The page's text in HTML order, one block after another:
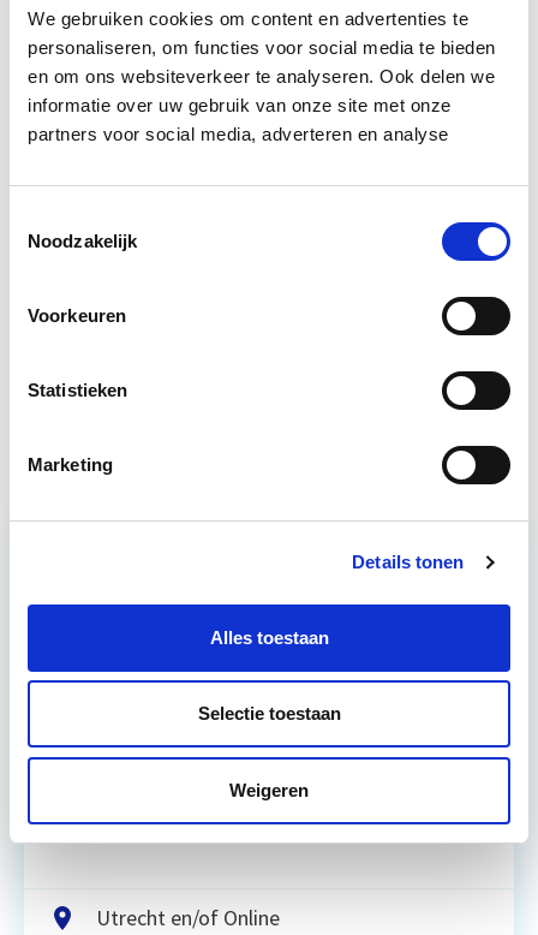
We gebruiken cookies om content en advertenties te
personaliseren, om functies voor social media te bieden
en om ons websiteverkeer te analyseren. Ook delen we
informatie over uw gebruik van onze site met onze
partners voor social media, adverteren en analyse
Noodzakelijk
Voorkeuren
Statistieken
Marketing
Details tonen
Alles toestaan
Selectie toestaan
Weigeren
Bron: Het Financieele Dagblad
Boeiend verhaal? Duik dan eens
in deze opleidingen:
Strategie en Exploitatie
Business Case voor Vastgoed- &
Vastgoedmanagement
De opleiding Vastgoedmanagement biedt een
strategisch en tactisch niveau jouw
vastgoedportefeuille optimaal te exploiteren.
De… Lees verder
Utrecht en/of Online